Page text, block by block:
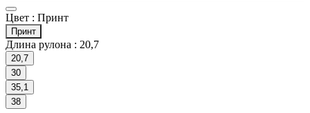
Цвет : Принт
Принт
Длина рулона : 20,7
20,7
30
35,1
38